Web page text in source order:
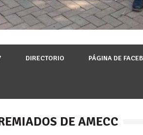
DIRECTORIO PÁGINA DE
DE AMECC